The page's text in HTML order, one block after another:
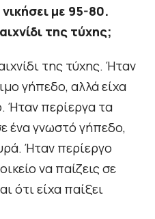
με 95-80.
της τύχης;
της τύχης. Ήταν
γήπεδο, αλλά είχα
Ήταν περίεργα τα
ένα γνωστό γήπεδο,
Ήταν περίεργο
να παίζεις σε
ότι είχα παίξει